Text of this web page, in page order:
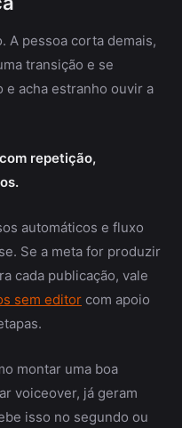
A pessoa corta demais,
transição e se
e acha estranho ouvir a
repetição,
automáticos e fluxo
Se a meta for produzir
cada publicação, vale
sem editor com apoio
montar uma boa
voiceover, já geram
isso no segundo ou